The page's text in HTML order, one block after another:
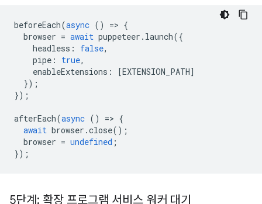
beforeEach(async () => {
browser = await puppeteer . launch({
headless : false,
pipe : true,
enableExtensions : [EXTENSION_PATH]
});
});
afterEach(async () => {
await browser .close();
browser = undefined ;
});
5단계: 확장 프로그램 서비스 워커 대기